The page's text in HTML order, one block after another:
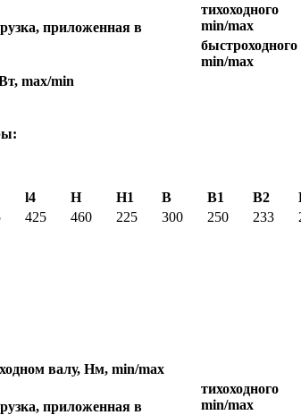
приложенная в
тихоходного
min/max
быстроходного
min/max
max/min
l4 H H1 B B1 B2
425 460 225 300 250 233
валу, Нм, min/max
приложенная в
тихоходного
min/max